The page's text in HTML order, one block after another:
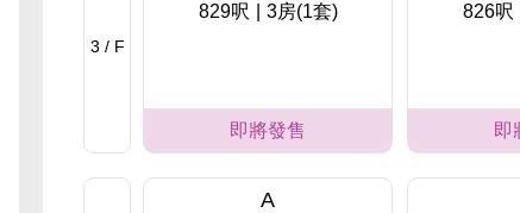
3 / F
829呎 3房(1套)
即將發售
826呎
即
A